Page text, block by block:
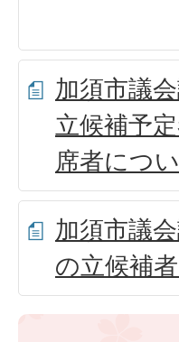
加須市議
立候補予
席者につ
加須市議
の立候補